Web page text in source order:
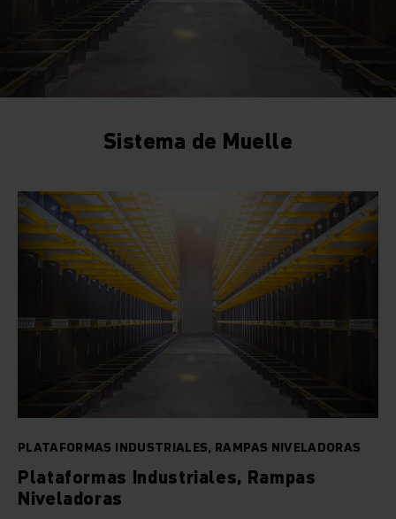
Sistema de Muelle
PLATAFORMAS INDUSTRIALES, RAMPAS NIVELADORAS
Plataformas Industriales, Rampas
Niveladoras